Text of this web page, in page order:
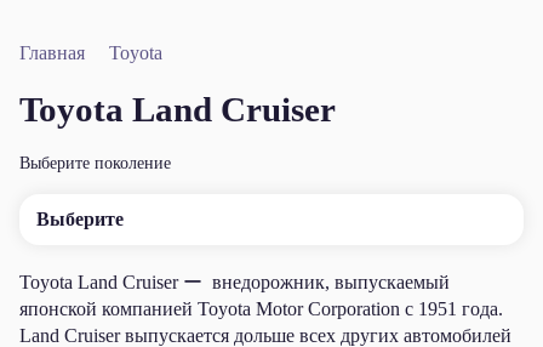
Главная Toyota
Toyota Land Cruiser
Выберите поколение
Выберите
Toyota Land Cruiser ー внедорожник, выпускаемый
японской компанией Toyota Motor Corporation с 1951 года.
Land Cruiser выпускается дольше всех других автомобилей